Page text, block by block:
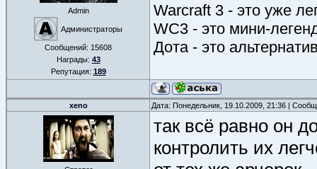
Admin
Администраторы
Сообщений: 15608
Награды: 43
Репутация: 189
Warcraft 3 - это уже
WC3 - это мини-
Дота - это
xeno Дата: Понедельник, 19.10.2009, 21:36 |
так всё равно он
контролить их